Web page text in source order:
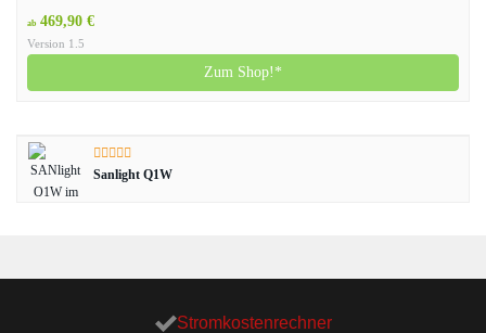
ab 469,90 €
Version 1.5
Zum Shop!*
Sanlight Q1W
Stromkostenrechner